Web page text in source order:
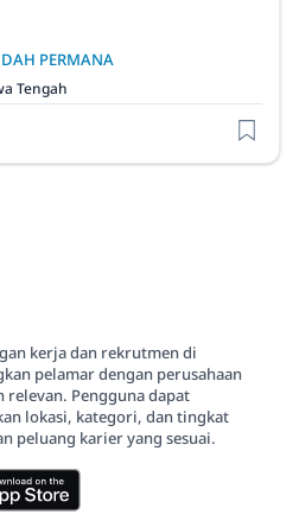
PERMANA
Tengah
kerja dan rekrutmen di
pelamar dengan perusahaan
relevan. Pengguna dapat
lokasi, kategori, dan tingkat
peluang karier yang sesuai.